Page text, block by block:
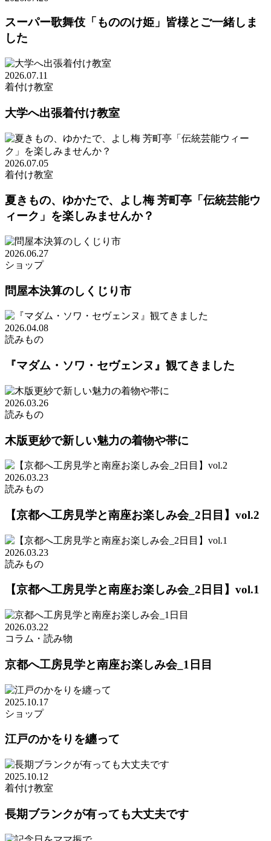
スーパー歌舞伎「もののけ姫」皆様とご一緒しま
した
2026.07.11
着付け教室
大学へ出張着付け教室
2026.07.05
着付け教室
夏きもの、ゆかたで、よし梅 芳町亭「伝統芸能ウ
ィーク」を楽しみませんか？
2026.06.27
ショップ
問屋本決算のしくじり市
2026.04.08
読みもの
『マダム・ソワ・セヴェンヌ』観てきました
2026.03.26
読みもの
木版更紗で新しい魅力の着物や帯に
2026.03.23
読みもの
【京都へ工房見学と南座お楽しみ会_2日目】vol.2
2026.03.23
読みもの
【京都へ工房見学と南座お楽しみ会_2日目】vol.1
2026.03.22
コラム・読み物
京都へ工房見学と南座お楽しみ会_1日目
2025.10.17
ショップ
江戸のかをりを纏って
2025.10.12
着付け教室
長期ブランクが有っても大丈夫です